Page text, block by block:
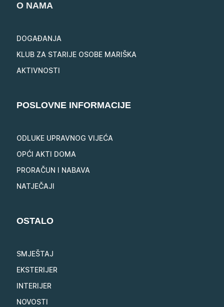
O NAMA
DOGAĐANJA
KLUB ZA STARIJE OSOBE MARIŠKA
AKTIVNOSTI
POSLOVNE INFORMACIJE
ODLUKE UPRAVNOG VIJEĆA
OPĆI AKTI DOMA
PRORAČUN I NABAVA
NATJEČAJI
OSTALO
SMJEŠTAJ
EKSTERIJER
INTERIJER
NOVOSTI